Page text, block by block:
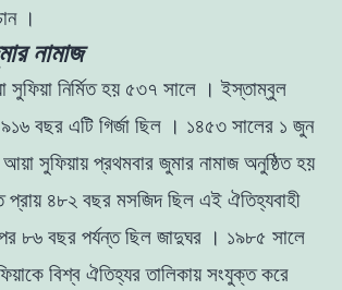
।
নামাজ
সুফিয়া নির্মিত হয় ৫৩৭ সালে । ইস্তাম্বুল
বছর এটি গির্জা ছিল । ১৪৫৩ সালের ১ জুন
সুফিয়ায় প্রথমবার জুমার নামাজ অনুষ্ঠিত হয়
প্রায় ৪৮২ বছর মসজিদ ছিল এই ঐতিহ্যবাহী
৮৬ বছর পর্যন্ত ছিল জাদুঘর । ১৯৮৫ সালে
বিশ্ব ঐতিহ্যর তালিকায় সংযুক্ত করে